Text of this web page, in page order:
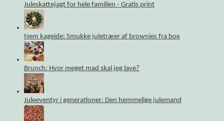
Juleskattejagt for hele familien - Gratis print
Nem kageide: Smukke juletræer af brownies fra box
Brunch: Hvor meget mad skal jeg lave?
Juleeventyr i generationer: Den hemmelige julemand